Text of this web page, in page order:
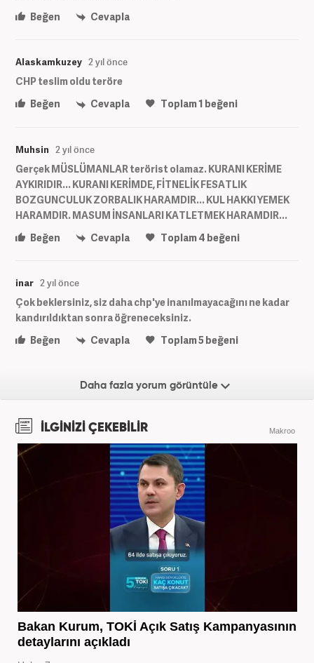
Beğen
Cevapla
Alaskamkuzey 2 yıl önce
CHP teslim oldu teröre
Beğen
Cevapla Toplam1 beğeni
Muhsin 2 yıl önce
Gerçek MÜSLÜMANLAR terörist olamaz. KURANI KERİME
AYKIRIDIR... KURANI KERİMDE, FİTNELİK FESATLIK
BOZGUNCULUK ZORBALIK HARAMDIR... KUL HAKKI YEMEK
HARAMDIR. MASUM İNSANLARI KATLETMEK HARAMDIR...
Beğen
Cevapla Toplam4 beğeni
inar 2 yıl önce
Çok beklersiniz, siz daha chp'ye inanılmayacağını ne kadar
kandırıldıktan sonra öğreneceksiniz.
Beğen
Cevapla Toplam5beğeni
Daha fazla yorum görüntüle
İLGİNİZİ ÇEKEBİLİR Makroo
Bakan Kurum, TOKİ Açık Satış Kampanyasının
detaylarını açıkladı